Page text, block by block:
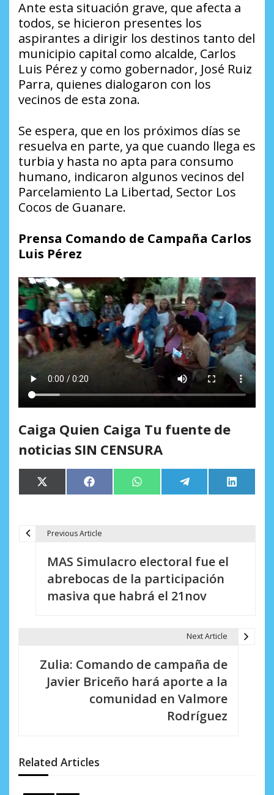
Ante esta situación grave, que afecta a
todos, se hicieron presentes los
aspirantes a dirigir los destinos tanto del
municipio capital como alcalde, Carlos
Luis Pérez y como gobernador, José Ruiz
Parra, quienes dialogaron con los
vecinos de esta zona.
Se espera, que en los próximos días se
resuelva en parte, ya que cuando llega es
turbia y hasta no apta para consumo
humano, indicaron algunos vecinos del
Parcelamiento La Libertad, Sector Los
Cocos de Guanare.
Prensa Comando de Campaña Carlos
Luis Pérez
Caiga Quien Caiga Tu fuente de
noticias SIN CENSURA
Compartir
en
X
(Twitter)
Compartir
en
Facebook Compartir
en
WhatsApp Compartir
en
Telegram
en
LinkedIn
d
Previous Article
MAS Simulacro electoral fue el
abrebocas de la participación
masiva que habrá el 21nov
Next Article
Zulia: Comando de campaña de
Javier Briceño hará aporte a la
comunidad en Valmore
Rodríguez
Related Articles